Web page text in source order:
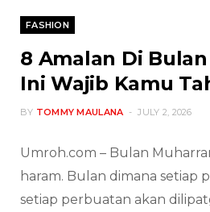
FASHION
8 Amalan Di
Ini Wajib Kamu
BY TOMMY MAULANA JULY 2, 2026
Umroh.com – Bulan
haram. Bulan dimana setiap
setiap perbuatan akan